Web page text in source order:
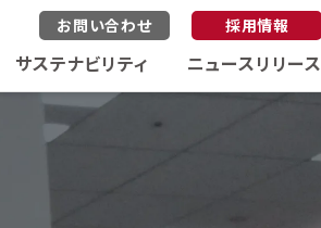
お問い合わせ 採用情報
サステナビリティ ニュースリリース